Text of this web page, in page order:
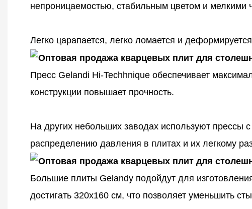
непроницаемостью, стабильным цветом и мелкими
Легко царапается, легко ломается и
Пресс Gelandi Hi-Techhnique обеспечивает
конструкции повышает прочность.
На других небольших заводах используют
распределению давления в плитах и ​​их легкому
Большие плиты Gelandy подойдут для
достигать 320x160 см, что позволяет уменьшить